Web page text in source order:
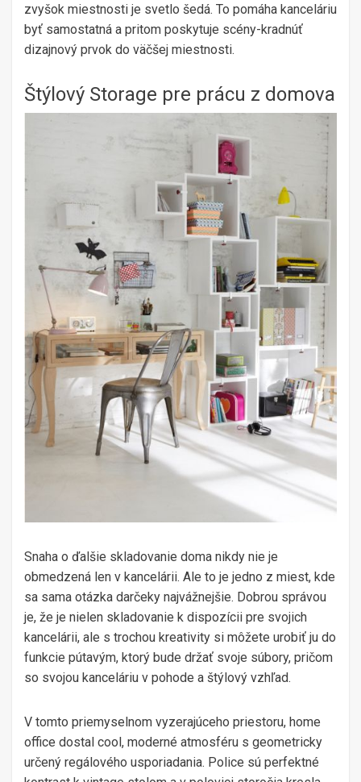
zvyšok miestnosti je svetlo šedá. To pomáha kanceláriu
byť samostatná a pritom poskytuje scény-kradnúť
dizajnový prvok do väčšej miestnosti.
Štýlový Storage pre prácu z domova
Snaha o ďalšie skladovanie doma nikdy nie je
obmedzená len v kancelárii. Ale to je jedno z miest, kde
sa sama otázka darčeky najvážnejšie. Dobrou správou
je, že je nielen skladovanie k dispozícii pre svojich
kancelárii, ale s trochou kreativity si môžete urobiť ju do
funkcie pútavým, ktorý bude držať svoje súbory, pričom
so svojou kanceláriu v pohode a štýlový vzhľad.
V tomto priemyselnom vyzerajúceho priestoru, home
office dostal cool, moderné atmosféru s geometricky
určený regálového usporiadania. Police sú perfektné